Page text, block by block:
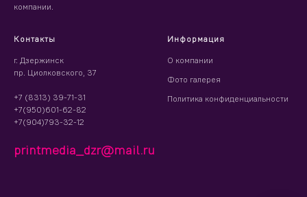
компании.
Контакты
г. Дзержинск
пр. Циолковского, 37
+7 (8313) 39-71-31
+7(950)601-62-82
+7(904)793-32-12
printmedia_dzr@mail.ru
Информация
О компании
Фото галерея
Политика конфиденциальности